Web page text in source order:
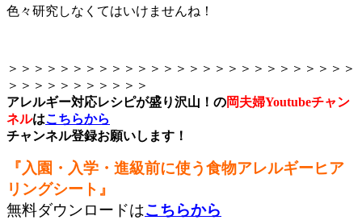
色々研究しなくてはいけませんね！
＞＞＞＞＞＞＞＞＞＞＞＞＞＞＞＞＞＞＞＞＞＞＞＞＞＞＞
＞＞＞＞＞＞＞＞＞＞＞
アレルギー対応レシピが盛り沢山！の岡夫婦Youtubeチャン
ネルはこちらから
チャンネル登録お願いします！
『入園・入学・進級前に使う食物アレルギーヒア
リングシート』
無料ダウンロードはこちらから